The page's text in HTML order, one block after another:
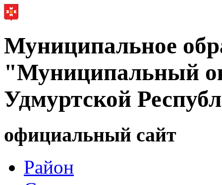
Муниципальное
"Муниципальный
Удмуртской
официальный сайт
Район